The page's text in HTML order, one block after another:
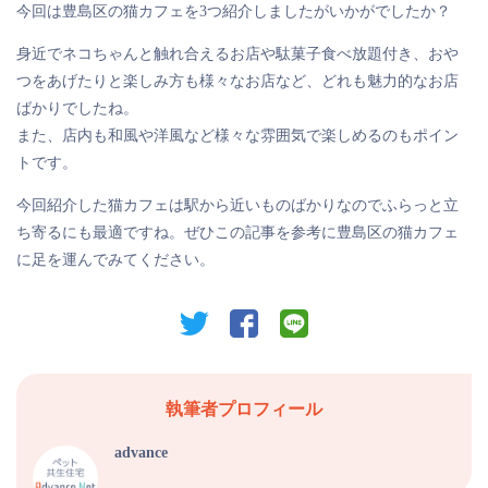
今回は豊島区の猫カフェを3つ紹介しましたがいかがでしたか？
身近でネコちゃんと触れ合えるお店や駄菓子食べ放題付き、おや
つをあげたりと楽しみ方も様々なお店など、どれも魅力的なお店
ばかりでしたね。
また、店内も和風や洋風など様々な雰囲気で楽しめるのもポイン
トです。
今回紹介した猫カフェは駅から近いものばかりなのでふらっと立
ち寄るにも最適ですね。ぜひこの記事を参考に豊島区の猫カフェ
に足を運んでみてください。
twitter facebook
執筆者プロフィール
advance